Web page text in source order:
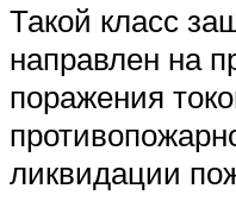
Такой класс
направлен на
поражения
ликвидации